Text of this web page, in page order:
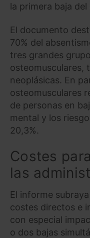
la primera baja del
El documento
70% del
tres grandes
osteomusculares,
neoplásicas. En
osteomusculares
de personas en
mental y los
20,3%.
Costes
las
El informe
costes directos e
con especial
o dos bajas